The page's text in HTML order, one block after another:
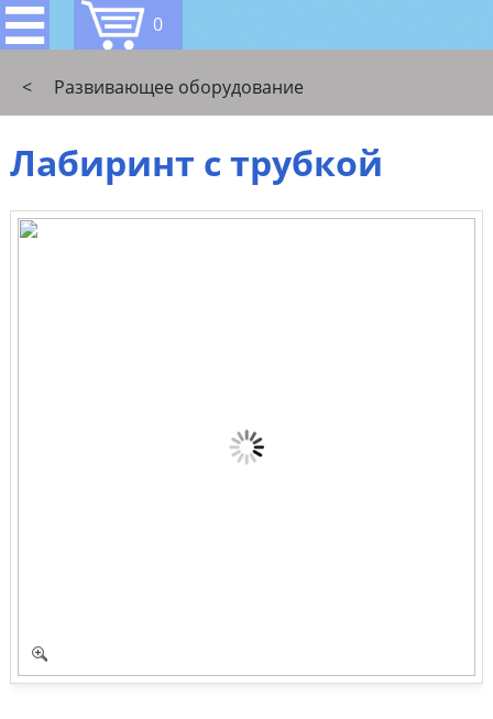
0
< Развивающее оборудование
Лабиринт с трубкой